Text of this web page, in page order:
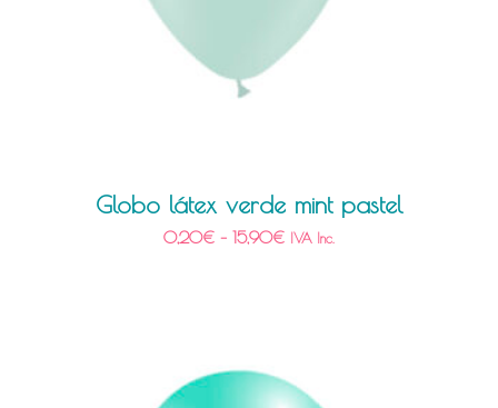
Globo látex verde mint pastel
0,20€– 15,90€ IVA Inc.